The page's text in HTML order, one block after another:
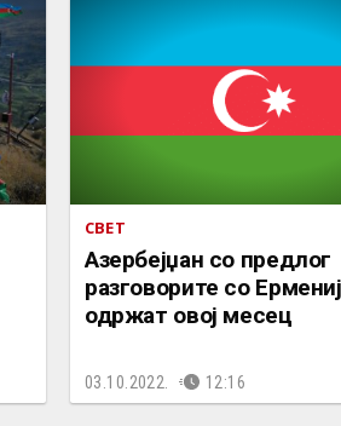
СВЕТ
Азербејџан со предлог
разговорите со
одржат овој месец
03.10.2022. 12:16